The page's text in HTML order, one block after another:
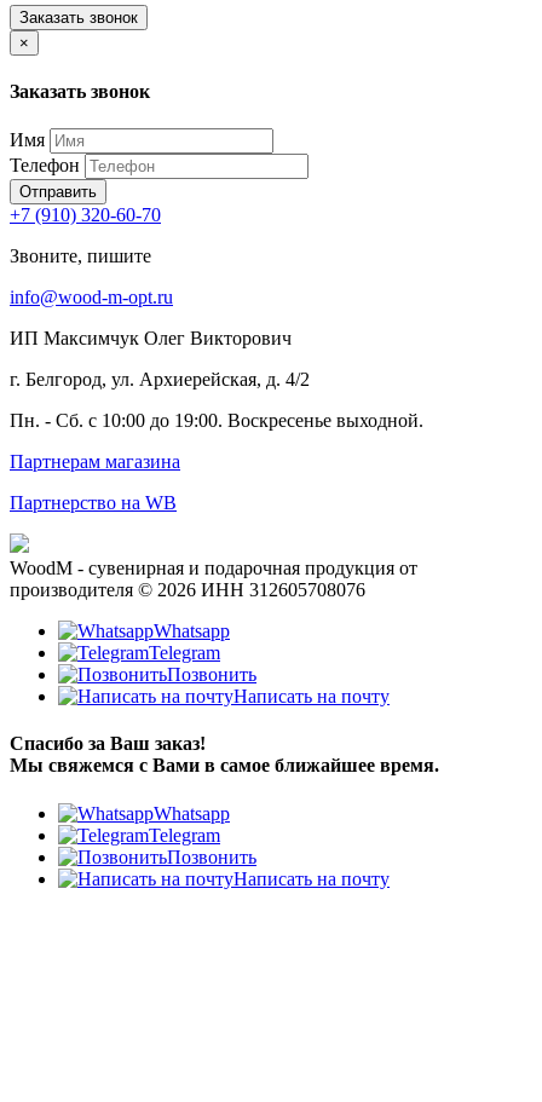
Заказать звонок
×
Заказать звонок
Имя
Телефон
Отправить
+7 (910) 320-60-70
Звоните, пишите
info@wood-m-opt.ru
ИП Максимчук Олег Викторович
г. Белгород, ул. Архиерейская, д. 4/2
Пн. - Сб. с 10:00 до 19:00. Воскресенье выходной.
Партнерам магазина
Партнерство на WB
WoodM - сувенирная и подарочная продукция от
производителя © 2026 ИНН 312605708076
Whatsapp
Telegram
Позвонить
Написать на почту
Спасибо за Ваш заказ!
Мы свяжемся с Вами в самое ближайшее время.
Whatsapp
Telegram
Позвонить
Написать на почту